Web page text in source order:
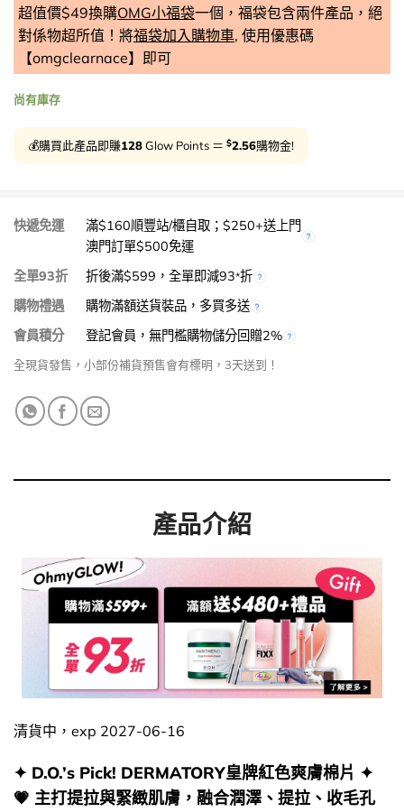
超值價$49換購OMG小福袋一個，福袋包含兩件產品，絕
對係物超所值！將福袋加入購物車, 使用優惠碼
【omgclearnace】即可
尚有庫存
💰購買此產品即賺128Glow Points ＝ $2.56購物金!
快遞免運
滿$160順豐站/櫃自取；$250+送上門
澳門訂單$500免運
全單93折
折後滿$599，全單即減93*折
購物禮遇
購物滿額送貨裝品，多買多送
會員積分
登記會員，無門檻購物儲分回贈2%
全現貨發售，小部份補貨預售會有標明，3天送到！
產品介紹
清貨中，exp 2027-06-16
✦ D.O.’s Pick! DERMATORY皇牌紅色爽膚棉片 ✦
💗 主打提拉與緊緻肌膚，融合潤澤、提拉、收毛孔